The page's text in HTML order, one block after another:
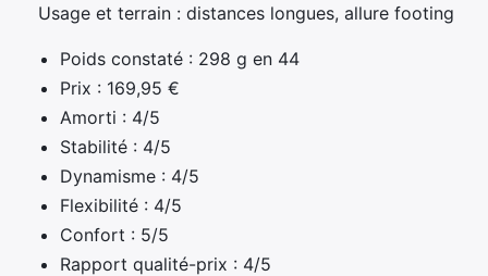
Usage et terrain : distances longues, allure footing
Poids constaté : 298 g en 44
Prix : 169,95 €
Amorti : 4/5
Stabilité : 4/5
Dynamisme : 4/5
Flexibilité : 4/5
Confort : 5/5
Rapport qualité-prix : 4/5